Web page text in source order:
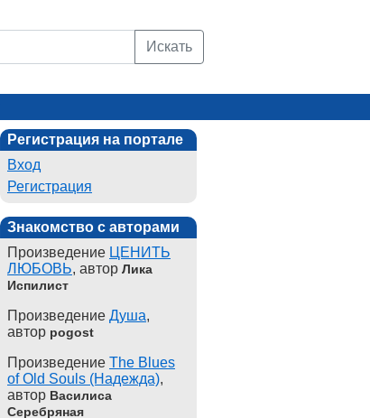
Искать
Регистрация на портале
Вход
Регистрация
Знакомство с авторами
Произведение ЦЕНИТЬ
ЛЮБОВЬ, автор Лика
Испилист
Произведение Душа,
автор pogost
Произведение The Blues
of Old Souls (Надежда),
автор Василиса
Серебряная